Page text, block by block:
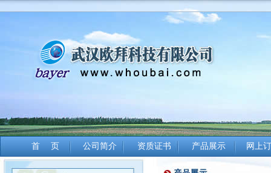
首 页 公司简介 资质证书 产品展示 网上